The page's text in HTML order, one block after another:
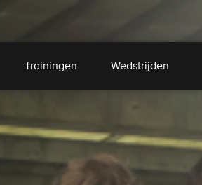
Trainingen Wedstrijden